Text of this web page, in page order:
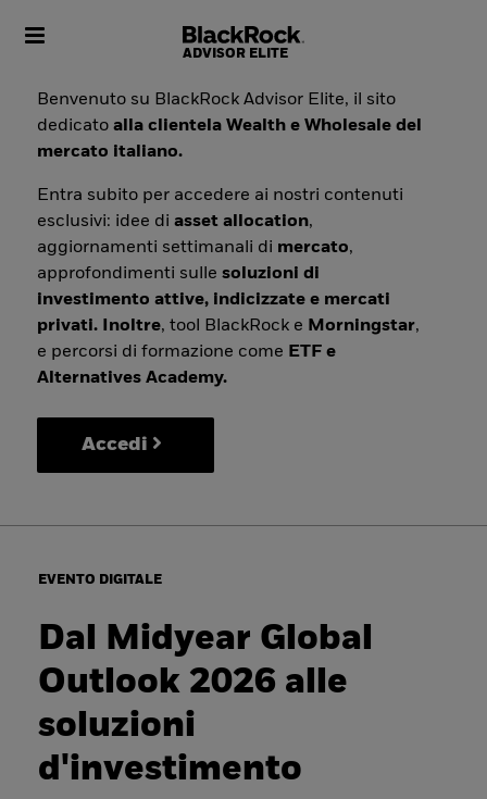
Toggle navigation
Benvenuto su BlackRock Advisor Elite, il sito
dedicatoalla clientela Wealth e Wholesale del
mercato italiano.
Entra subito per accedere ai nostri contenuti
esclusivi: idee diasset allocation,
aggiornamenti settimanali di mercato,
approfondimenti sullesoluzioni di
investimento attive, indicizzate e mercati
privati. Inoltre, tool BlackRock e Morningstar,
e percorsi di formazione come ETF e
Alternatives Academy.
Accedi
EVENTO DIGITALE
Dal Midyear Global
Outlook 2026 alle
soluzioni
d'investimento